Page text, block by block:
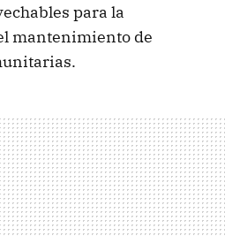
para la
mantenimiento de